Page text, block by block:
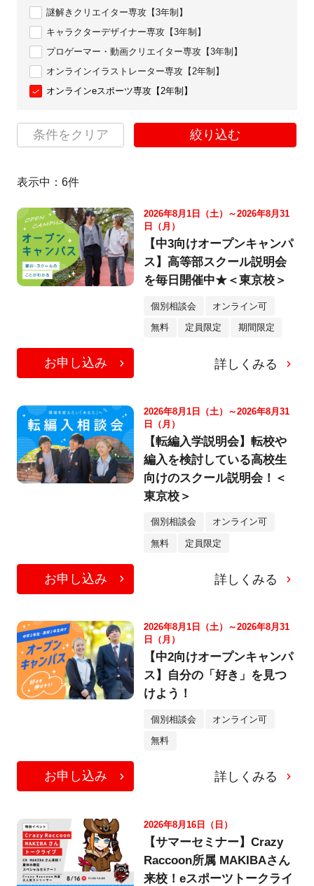
謎解きクリエイター専攻【3年制】
キャラクターデザイナー専攻【3年制】
プロゲーマー・動画クリエイター専攻【3年制】
オンラインイラストレーター専攻【2年制】
オンラインeスポーツ専攻【2年制】
条件をクリア 絞り込む
表示中： 6件
2026年8月1日（土）～2026年8月31
日（月）
【中3向けオープンキャンパ
ス】高等部スクール説明会
を毎日開催中★＜東京校＞
個別相談会 オンライン可
無料 定員限定 期間限定
お申し込み 詳しくみる
2026年8月1日（土）～2026年8月31
日（月）
【転編入学説明会】転校や
編入を検討している高校生
向けのスクール説明会！＜
東京校＞
個別相談会 オンライン可
無料 定員限定
お申し込み 詳しくみる
2026年8月1日（土）～2026年8月31
日（月）
【中2向けオープンキャンパ
ス】自分の「好き」を見つ
けよう！
個別相談会 オンライン可
無料
お申し込み 詳しくみる
2026年8月16日（日）
【サマーセミナー】Crazy
Raccoon所属 MAKIBAさん
来校！eスポーツトークライ